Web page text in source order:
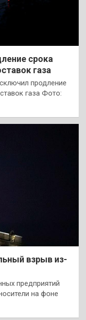
срока
газа
продление
газа Фото:
взрыв из-
предприятий
на фоне